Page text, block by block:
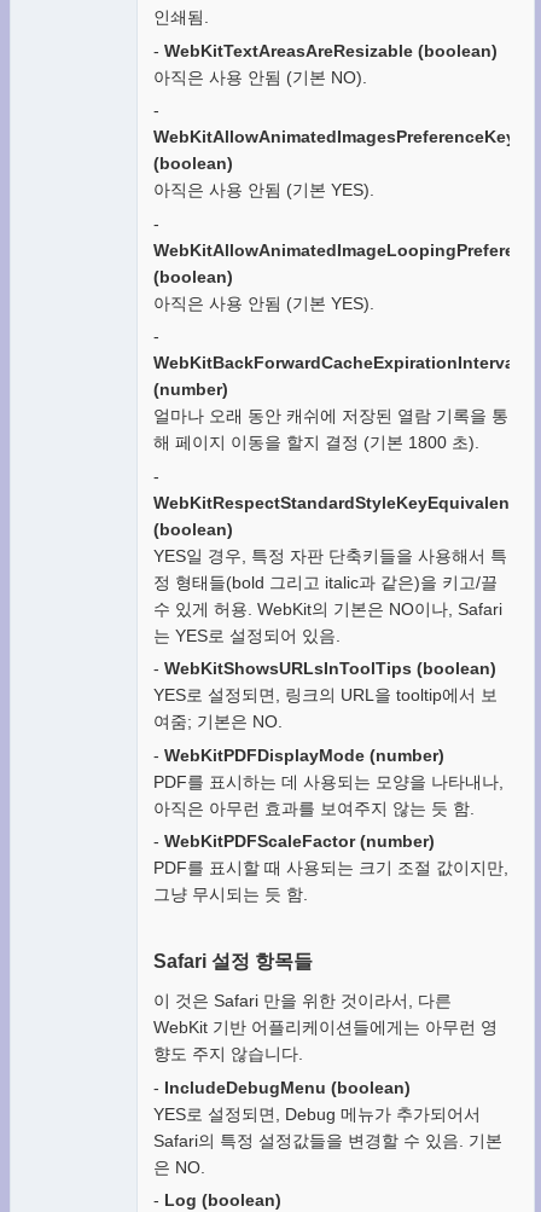
인쇄됨.
- WebKitTextAreasAreResizable (boolean)
아직은 사용 안됨 (기본 NO).
-
WebKitAllowAnimatedImagesPreferenceKey
(boolean)
아직은 사용 안됨 (기본 YES).
-
(boolean)
아직은 사용 안됨 (기본 YES).
-
(number)
얼마나 오래 동안 캐쉬에 저장된 열람 기록을 통
해 페이지 이동을 할지 결정 (기본 1800 초).
-
WebKitRespectStandardStyleKeyEquivalents
(boolean)
YES일 경우, 특정 자판 단축키들을 사용해서 특
정 형태들(bold 그리고 italic과 같은)을 키고/끌
수 있게 허용. WebKit의 기본은 NO이나, Safari
는 YES로 설정되어 있음.
- WebKitShowsURLsInToolTips (boolean)
YES로 설정되면, 링크의 URL을 tooltip에서 보
여줌; 기본은 NO.
- WebKitPDFDisplayMode (number)
PDF를 표시하는 데 사용되는 모양을 나타내나,
아직은 아무런 효과를 보여주지 않는 듯 함.
- WebKitPDFScaleFactor (number)
PDF를 표시할 때 사용되는 크기 조절 값이지만,
그냥 무시되는 듯 함.
Safari 설정 항목들
이 것은 Safari 만을 위한 것이라서, 다른
WebKit 기반 어플리케이션들에게는 아무런 영
향도 주지 않습니다.
- IncludeDebugMenu (boolean)
YES로 설정되면, Debug 메뉴가 추가되어서
Safari의 특정 설정값들을 변경할 수 있음. 기본
은 NO.
- Log (boolean)